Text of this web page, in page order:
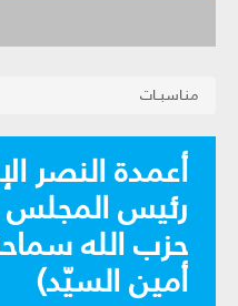
منـاسبــات
أعمدة النصر
رئيس
حزب الله
أمين السيّد)